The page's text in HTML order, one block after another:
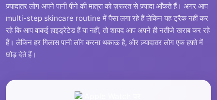
ज़्यादातर लोग अपने पानी पीने की मात्रा को ज़रूरत से ज़्यादा आँकते हैं। अगर आप
multi-step skincare routine में पैसा लगा रहे हैं लेकिन यह ट्रैक नहीं कर
रहे कि आप वाकई हाइड्रेटेड हैं या नहीं, तो शायद आप अपने ही नतीजे खराब कर रहे
हैं। लेकिन हर गिलास पानी लॉग करना थकाऊ है, और ज़्यादातर लोग एक हफ़्ते में
छोड़ देते हैं।